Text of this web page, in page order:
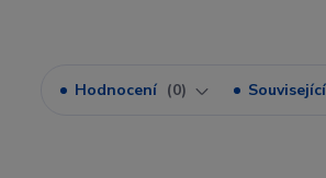
Hodnocení 0